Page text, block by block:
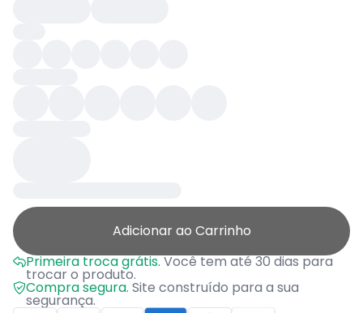
Adicionar ao Carrinho
Primeira troca grátis.Você tem até 30 dias para
trocar o produto.
Compra segura. Site construído para a sua
segurança.